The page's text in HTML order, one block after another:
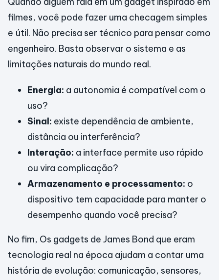
filmes, você pode fazer uma checagem simples
e útil. Não precisa ser técnico para pensar como
engenheiro. Basta observar o sistema e as
limitações naturais do mundo real.
Energia: a autonomia é compatível com o
uso?
Sinal: existe dependência de ambiente,
distância ou interferência?
Interação: a interface permite uso rápido
ou vira complicação?
Armazenamento e processamento: o
dispositivo tem capacidade para manter o
desempenho quando você precisa?
No fim, Os gadgets de James Bond que eram
tecnologia real na época ajudam a contar uma
história de evolução: comunicação, sensores,